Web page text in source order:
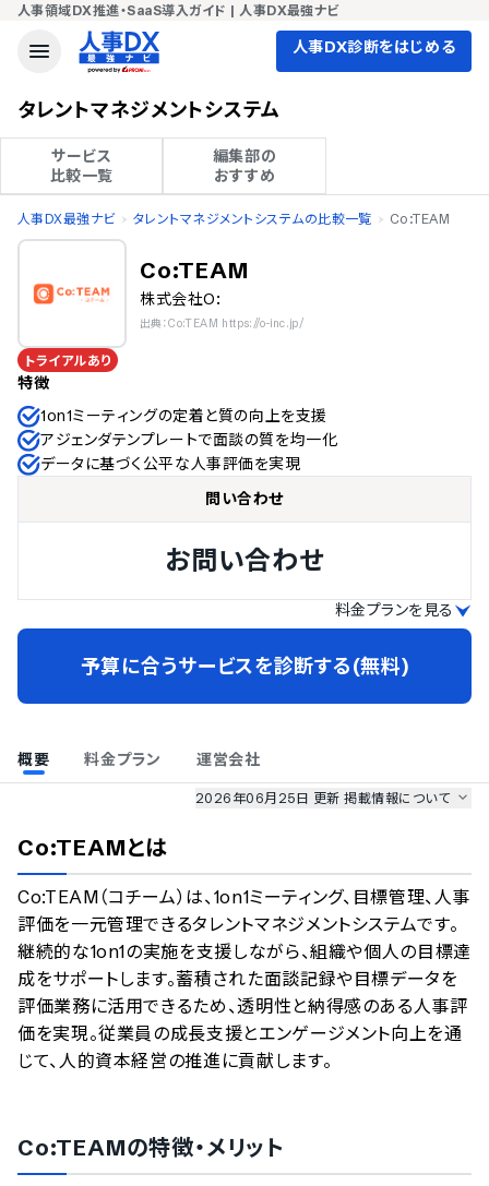
人事領域DX推進・SaaS導入ガイド | 人事DX最強ナビ
人事DX診断をはじめる
タレントマネジメントシステム
サービス
比較一覧
編集部の
おすすめ
人事DX最強ナビ タレントマネジメントシステムの比較一覧 Co:TEAM
Co:TEAM
株式会社O:
出典：Co:TEAM https://o-inc.jp/
トライアルあり
特徴
1on1ミーティングの定着と質の向上を支援
アジェンダテンプレートで面談の質を均一化
データに基づく公平な人事評価を実現
問い合わせ
お問い合わせ
料金プランを見る
予算に合うサービスを診断する(無料)
概要 料金プラン 運営会社
2026年06月25日 更新掲載情報について
のサービスデータを参照しています。
情報更新者：人事DX最強ナビ編集部 情報取得元 掲載修正依頼
Co:TEAMとは
Co:TEAM（コチーム）は、1on1ミーティング、目標管理、人事
評価を一元管理できるタレントマネジメントシステムです。
継続的な1on1の実施を支援しながら、組織や個人の目標達
成をサポートします。蓄積された面談記録や目標データを
評価業務に活用できるため、透明性と納得感のある人事評
価を実現。従業員の成長支援とエンゲージメント向上を通
じて、人的資本経営の推進に貢献します。
Co:TEAMの特徴・メリット